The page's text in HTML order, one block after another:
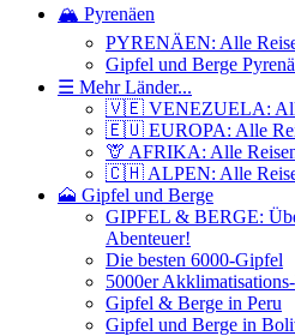
🏔️ Pyrenäen
PYRENÄEN: Alle
Gipfel und Berge
☰ Mehr Länder...
🇻🇪 VENEZUELA:
🇪🇺 EUROPA: Alle
🦒 AFRIKA: Alle
🇨🇭 ALPEN: Alle
🗻 Gipfel und Berge
GIPFEL & BERGE:
Abenteuer!
Die besten 6000-Gipfel
5000er
Gipfel & Berge in Peru
Gipfel und Berge in